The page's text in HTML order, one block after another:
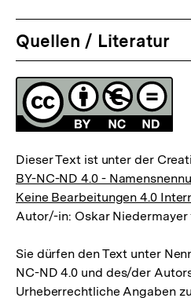
Quellen / Literatur
Fussnoten
Lizenz
Dieser Text ist unter der
BY-NC-ND 4.0 -
Keine Bearbeitungen 4.0
Autor/-in: Oskar Niedermayer
Sie dürfen den Text unter
NC-ND 4.0 und des/der
Urheberrechtliche Angaben